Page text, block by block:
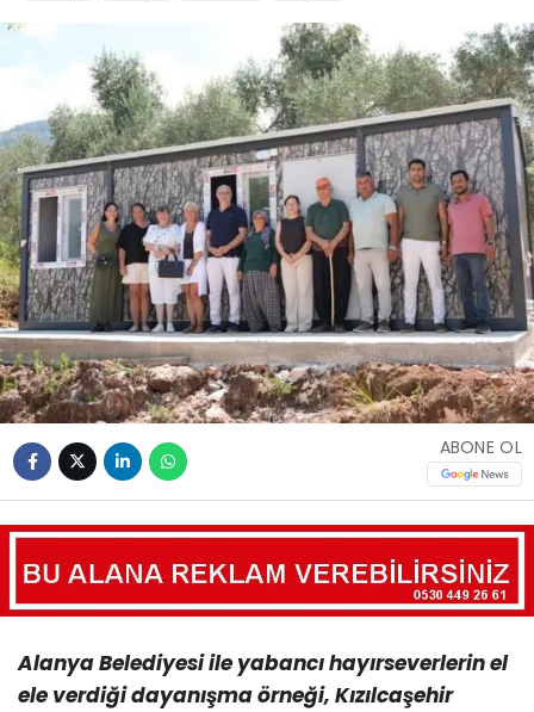
ABONE OL
Alanya Belediyesi ile yabancı hayırseverlerin el
ele verdiği dayanışma örneği, Kızılcaşehir